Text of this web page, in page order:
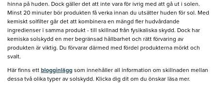
hinna på huden. Dock gäller det att inte vara för ivrig med att gå ut i solen.
Minst 20 minuter bör produkten få verka innan du utsätter huden för sol. Med
kemiskt solfilter går det att kombinera en mängd fler hudvårdande
ingredienser i samma produkt - till skillnad från fysikaliska skydd. Dock har
kemiska solskydd en mer begränsad hållbarhet och rätt förvaring av
produkten är viktig. Du förvarar därmed med fördel produkterna mörkt och
svalt.
Här finns ett blogginlägg som innehåller all information om skillnaden mellan
dessa två olika typer av solskydd. Klicka dig dit om du önskar läsa mer.